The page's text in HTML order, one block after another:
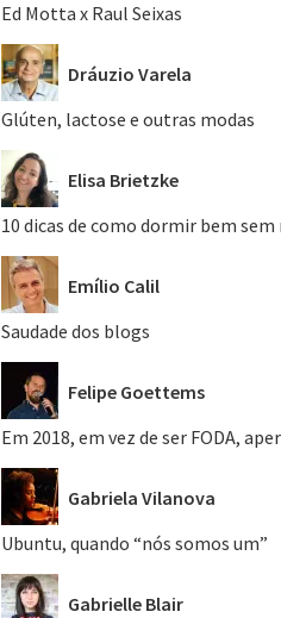
Ed Motta x Raul Seixas
Dráuzio Varela
Glúten, lactose e outras modas
Elisa Brietzke
10 dicas de como dormir bem
Emílio Calil
Saudade dos blogs
Felipe Goettems
Em 2018, em vez de ser FODA,
Gabriela Vilanova
Ubuntu, quando “nós somos um”
Gabrielle Blair